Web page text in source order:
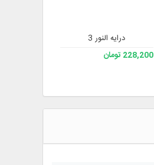
درایه النور 3
228,200 تومان